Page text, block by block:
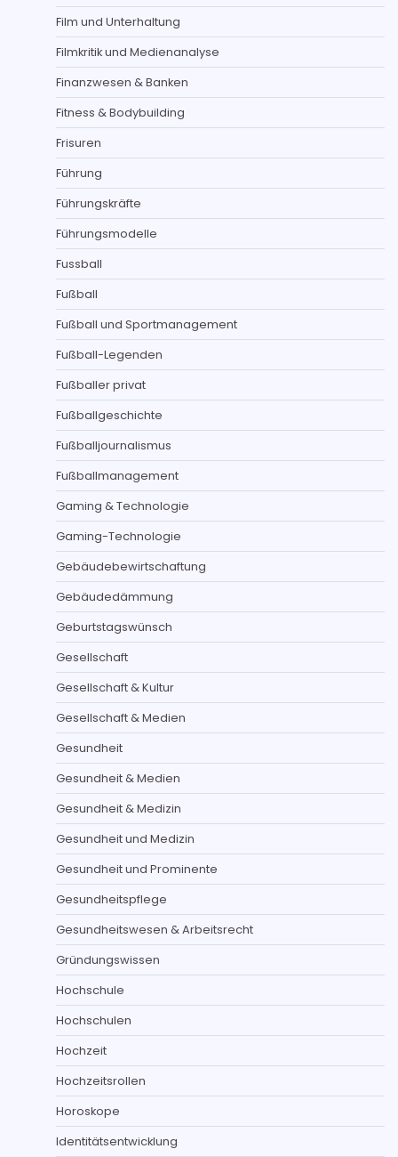
Film und Unterhaltung
Filmkritik und Medienanalyse
Finanzwesen & Banken
Fitness & Bodybuilding
Frisuren
Führung
Führungskräfte
Führungsmodelle
Fussball
Fußball
Fußball und Sportmanagement
Fußball-Legenden
Fußballer privat
Fußballgeschichte
Fußballjournalismus
Fußballmanagement
Gaming & Technologie
Gaming-Technologie
Gebäudebewirtschaftung
Gebäudedämmung
Geburtstagswünsch
Gesellschaft
Gesellschaft & Kultur
Gesellschaft & Medien
Gesundheit
Gesundheit & Medien
Gesundheit & Medizin
Gesundheit und Medizin
Gesundheit und Prominente
Gesundheitspflege
Gesundheitswesen & Arbeitsrecht
Gründungswissen
Hochschule
Hochschulen
Hochzeit
Hochzeitsrollen
Horoskope
Identitätsentwicklung